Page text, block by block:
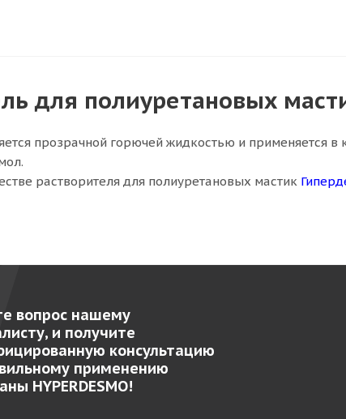
для полиуретановых
прозрачной горючей жидкостью и применяется
растворителя для полиуретановых мастик
вопрос нашему
и получите
консультацию
применению
HYPERDESMO!